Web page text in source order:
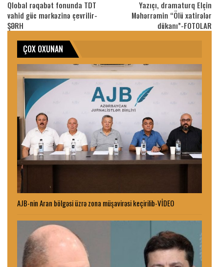
Qlobal rəqabət fonunda TDT
vahid güc mərkəzinə çevrilir-
ŞƏRH
Yazıçı, dramaturq Elçin
Məhərrəmin “Ölü xatirələr
dükanı”-FOTOLAR
ÇOX OXUNAN
AJB-nin Aran bölgəsi üzrə zona müşavirəsi keçirilib-VİDEO